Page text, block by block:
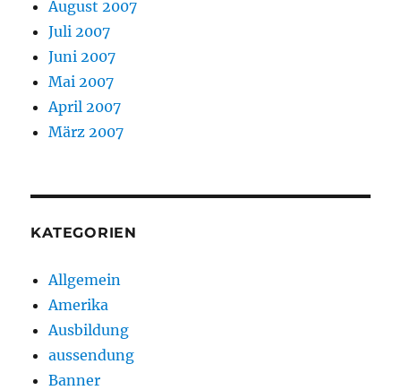
August 2007
Juli 2007
Juni 2007
Mai 2007
April 2007
März 2007
KATEGORIEN
Allgemein
Amerika
Ausbildung
aussendung
Banner